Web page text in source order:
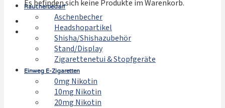
Es befinden sich keine Produkte im Warenkorb.
Raucherbedarf
Aschenbecher
Headshopartikel
Shisha/Shishazubehör
Stand/Display
Zigarettenetui & Stopfgeräte
Einweg E-Zigaretten
0mg Nikotin
10mg Nikotin
20mg Nikotin